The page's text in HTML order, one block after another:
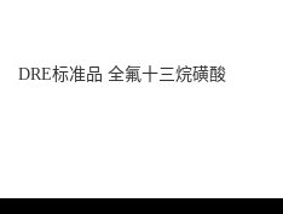
DRE标准品 全氟十三烷磺酸